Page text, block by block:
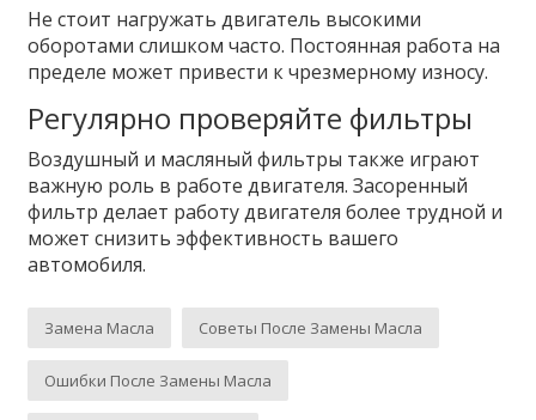
Не стоит нагружать двигатель высокими
оборотами слишком часто. Постоянная работа на
пределе может привести к чрезмерному износу.
Регулярно проверяйте фильтры
Воздушный и масляный фильтры также играют
важную роль в работе двигателя. Засоренный
фильтр делает работу двигателя более трудной и
может снизить эффективность вашего
автомобиля.
Замена Масла Советы После Замены Масла
Ошибки После Замены Масла